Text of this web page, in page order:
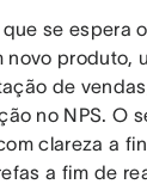
se espera
produto,
de
no NPS. O
clareza a
a fim de